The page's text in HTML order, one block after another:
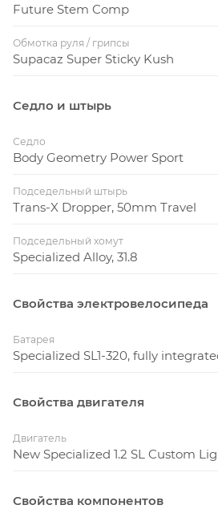
Future Stem Comp
Обмотка руля / грипсы
Supacaz Super Sticky Kush
Седло и штырь
Седло
Body Geometry Power Sport
Подседельный штырь
Trans-X Dropper, 50mm Travel
Подседельный хомут
Specialized Alloy, 31.8
Свойства электровелосипеда
Батарея
Specialized SL1-320, fully
Свойства двигателя
Двигатель
New Specialized 1.2 SL Custom
Свойства компонентов